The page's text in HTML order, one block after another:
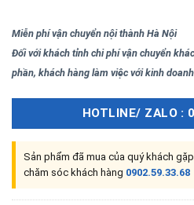
Miễn phí vận chuyển nội thành Hà Nội
Đối với khách tỉnh chi phí vận chuyển
phần, khách hàng làm việc với kinh
HOTLINE/ ZALO :
Sản phẩm đã mua của quý khách
chăm sóc khách hàng 0902.59.33.68